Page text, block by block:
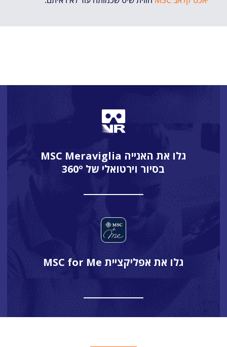
גלו את האנייה MSC Meraviglia
בסיור וירטואלי של 360º
גלו את אפליקציית MSC for Me